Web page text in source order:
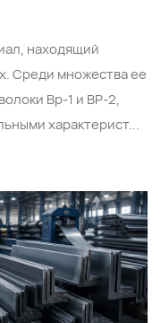
находящий
Среди множества ее
Вр-1 и ВР-2,
характерист...